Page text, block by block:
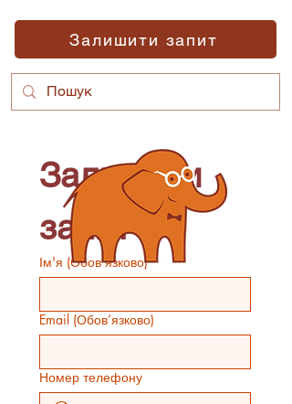
Залишити запит
Залишити
запит
Ім'я (Обов’язково)
Email (Обов’язково)
Номер телефону